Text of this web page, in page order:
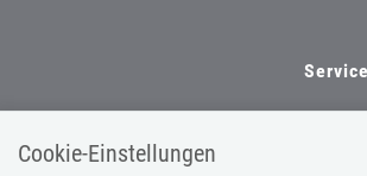
Cookie-Einstellungen